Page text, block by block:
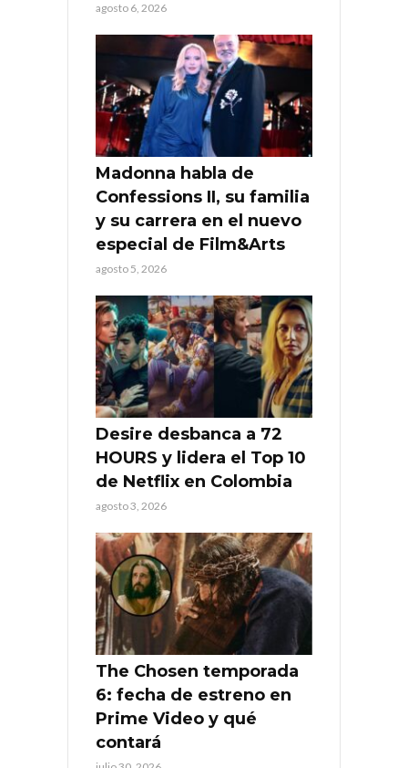
agosto 6, 2026
Madonna habla de
Confessions II, su familia
y su carrera en el nuevo
especial de Film&Arts
agosto 5, 2026
Desire desbanca a 72
HOURS y lidera el Top 10
de Netflix en Colombia
agosto 3, 2026
The Chosen temporada
6: fecha de estreno en
Prime Video y qué
contará